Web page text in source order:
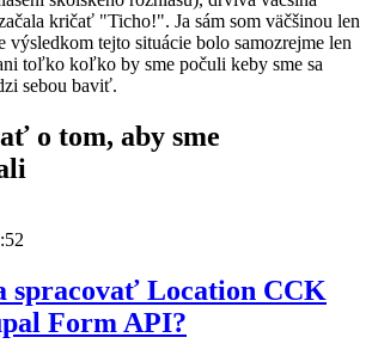
kričať "Ticho!". Ja sám som väčšinou len
výsledkom tejto situácie bolo samozrejme len
toľko koľko by sme počuli keby sme sa
sebou baviť.
o tom, aby sme
spracovať Location CCK
Form API?